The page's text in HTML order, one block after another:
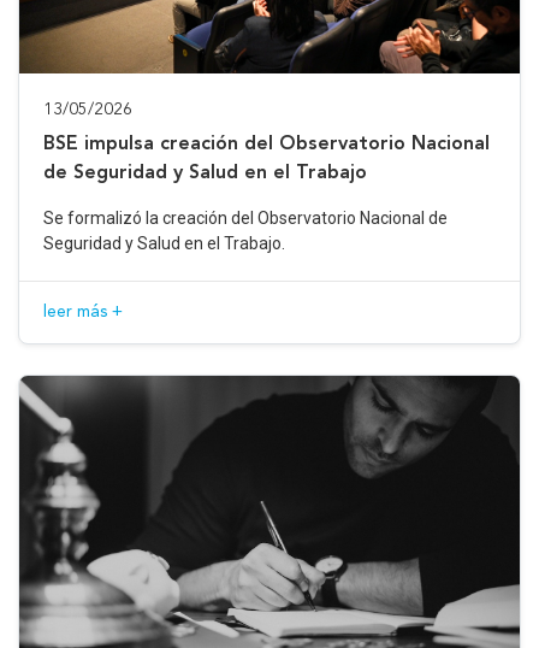
13/05/2026
BSE impulsa creación del Observatorio Nacional
de Seguridad y Salud en el Trabajo
Se formalizó la creación del Observatorio Nacional de
Seguridad y Salud en el Trabajo.
leer más +